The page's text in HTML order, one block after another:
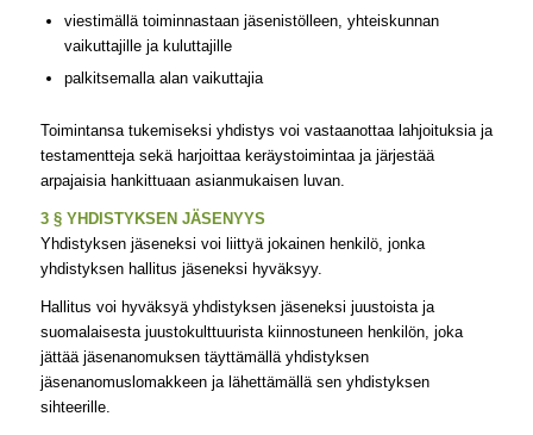
viestimällä toiminnastaan jäsenistölleen, yhteiskunnan
vaikuttajille ja kuluttajille
palkitsemalla alan vaikuttajia
Toimintansa tukemiseksi yhdistys voi vastaanottaa lahjoituksia ja
testamentteja sekä harjoittaa keräystoimintaa ja järjestää
arpajaisia hankittuaan asianmukaisen luvan.
3 § YHDISTYKSEN JÄSENYYS
Yhdistyksen jäseneksi voi liittyä jokainen henkilö, jonka
yhdistyksen hallitus jäseneksi hyväksyy.
Hallitus voi hyväksyä yhdistyksen jäseneksi juustoista ja
suomalaisesta juustokulttuurista kiinnostuneen henkilön, joka
jättää jäsenanomuksen täyttämällä yhdistyksen
jäsenanomuslomakkeen ja lähettämällä sen yhdistyksen
sihteerille.